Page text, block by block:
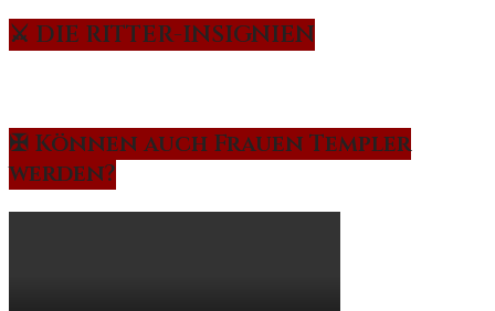
⚔️ DIE RITTER-INSIGNIEN
✠ Können auch Frauen Templer
werden?